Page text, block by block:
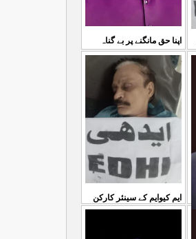
اپنا حق مانگنے پر بے گناہ
کشمیریوں کو گولیاں مارکر
شہ رگ کوکاٹ دیا گی
31 Jul 2026
ایم کیوایم کے سینئر کارکن